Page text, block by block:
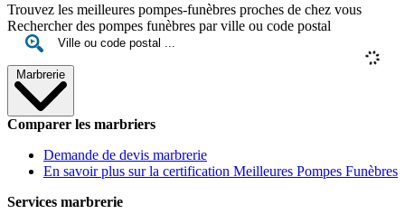
Trouvez les meilleures pompes-funèbres proches de chez vous
Rechercher des pompes funèbres par ville ou code postal
Marbrerie
Comparer les marbriers
Demande de devis marbrerie
En savoir plus sur la certification Meilleures Pompes Funèbres
Services marbrerie